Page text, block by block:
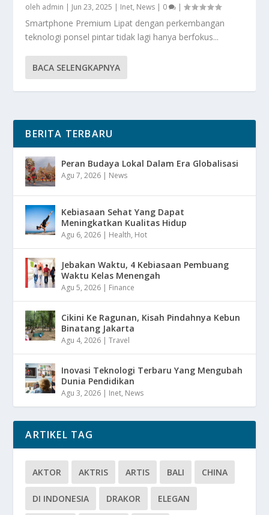
oleh admin | Jun 23, 2025 | Inet, News | 0 |
Smartphone Premium Lipat dengan perkembangan
teknologi ponsel pintar tidak lagi hanya berfokus...
BACA SELENGKAPNYA
BERITA TERBARU
Peran Budaya Lokal Dalam Era Globalisasi
Agu 7, 2026 | News
Kebiasaan Sehat Yang Dapat
Meningkatkan Kualitas Hidup
Agu 6, 2026 | Health, Hot
Jebakan Waktu, 4 Kebiasaan Pembuang
Waktu Kelas Menengah
Agu 5, 2026 | Finance
Cikini Ke Ragunan, Kisah Pindahnya Kebun
Binatang Jakarta
Agu 4, 2026 |Travel
Inovasi Teknologi Terbaru Yang Mengubah
Dunia Pendidikan
Agu 3, 2026 | Inet, News
ARTIKEL TAG
AKTOR AKTRIS ARTIS BALI CHINA
DI INDONESIA DRAKOR ELEGAN